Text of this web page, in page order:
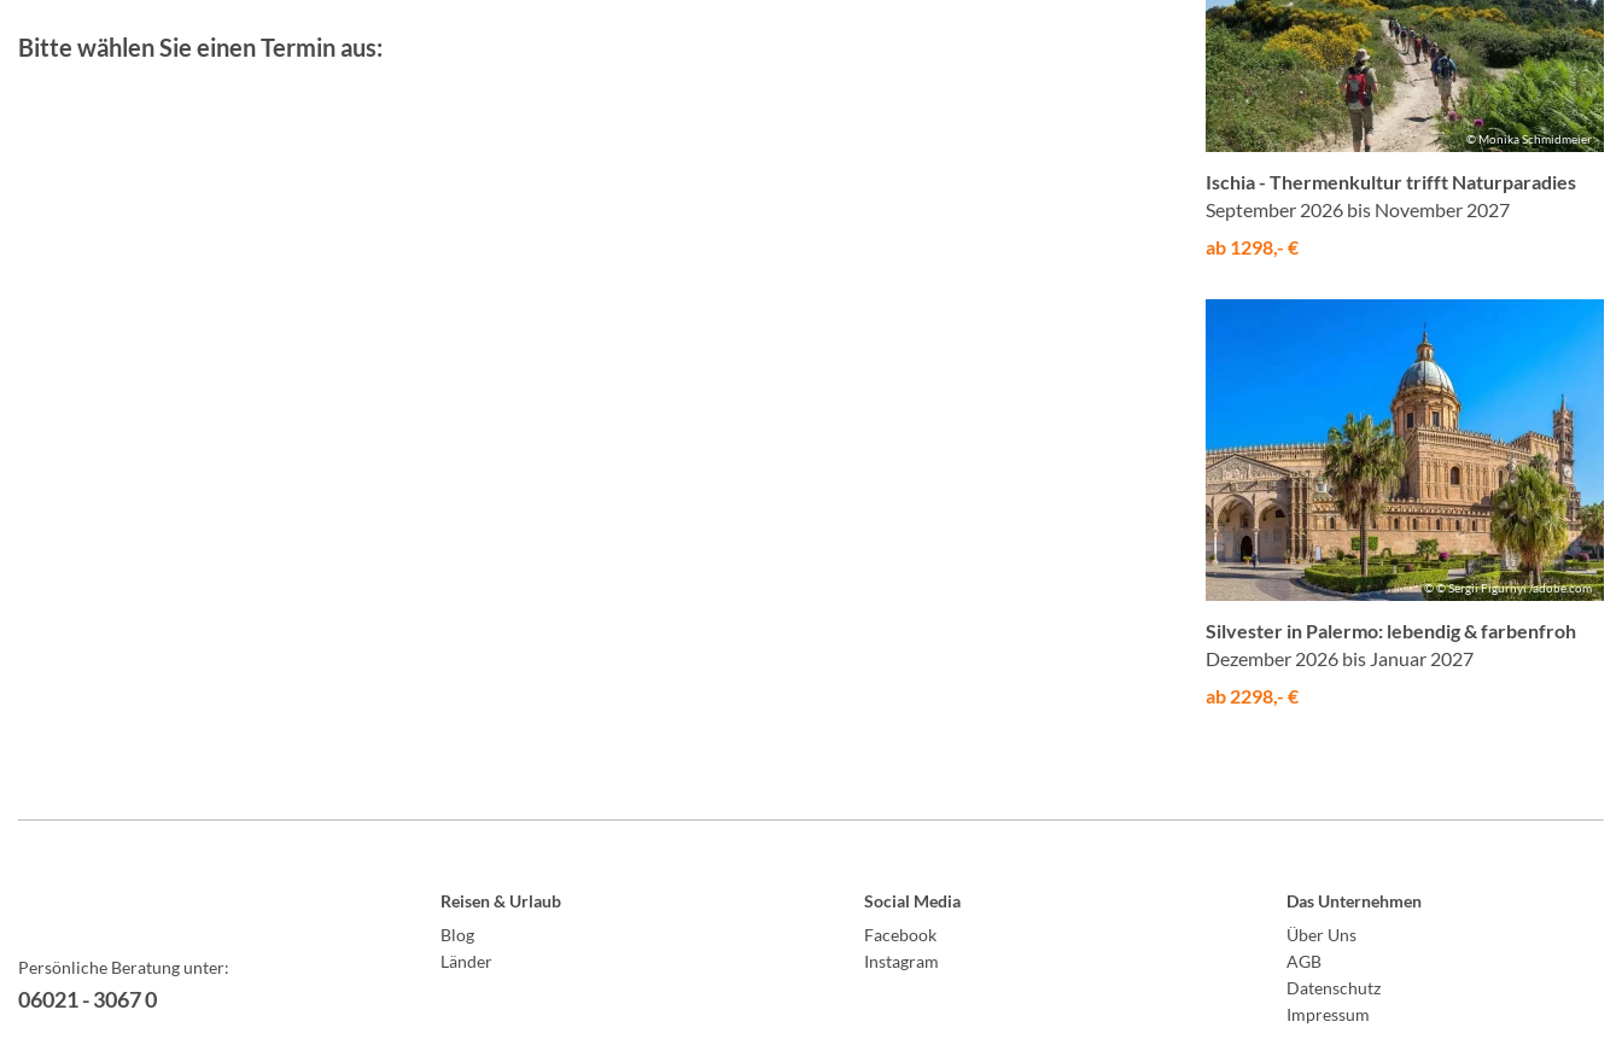
Bitte wählen Sie einen Termin aus:
© Monika Schmidmeier
Ischia - Thermenkultur trifft Naturparadies
September 2026 bis November 2027
ab 1298,- €
© © Sergii Figurnyi /adobe.com
Silvester in Palermo: lebendig & farbenfroh
Dezember 2026 bis Januar 2027
ab 2298,- €
Persönliche Beratung unter:
06021 - 3067 0
Reisen & Urlaub
Blog
Länder
Social Media
Facebook
Instagram
Das Unternehmen
Über Uns
AGB
Datenschutz
Impressum